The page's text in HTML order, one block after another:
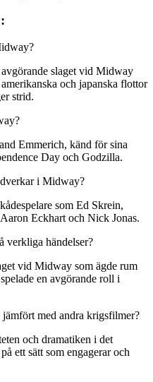
slaget vid Midway
och japanska flottor
strid.
Emmerich, känd för sina
Day och Godzilla.
i Midway?
som Ed Skrein,
Eckhart och Nick Jonas.
verkliga händelser?
vid Midway som ägde rum
en avgörande roll i
med andra krigsfilmer?
och dramatiken i det
ett sätt som engagerar och